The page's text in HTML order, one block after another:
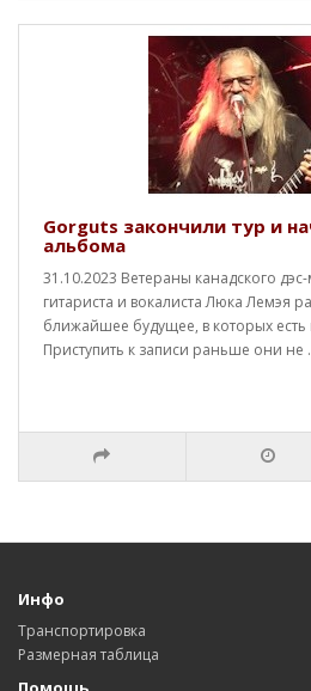
Gorguts закончили тур и
альбома
31.10.2023 Ветераны канадского
гитариста и вокалиста Люка Лемэя
ближайшее будущее, в которых есть
Приступить к записи раньше они не
Инфо
Транспортировка
Размерная таблица